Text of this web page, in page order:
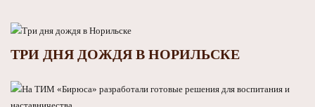
ТРИ ДНЯ ДОЖДЯ В НОРИЛЬСКЕ